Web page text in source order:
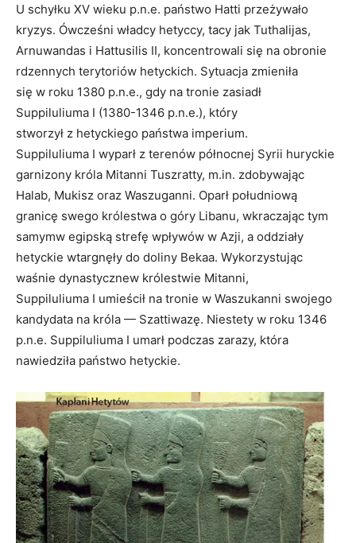
U schyłku XV wieku p.n.e. państwo Hatti przeżywało
kryzys. Ówcześni władcy hetyccy, tacy jak Tuthalijas,
Arnuwandas i Hattusilis II, koncentrowali się na obronie
rdzennych terytoriów hetyckich. Sytuacja zmieniła
się w roku 1380 p.n.e., gdy na tronie zasiadł
Suppiluliuma I (1380-1346 p.n.e.), który
stworzył z hetyckiego państwa imperium.
Suppiluliuma I wyparł z terenów północnej Syrii huryckie
garnizony króla Mitanni Tuszratty, m.in. zdobywając
Halab, Mukisz oraz Waszuganni. Oparł południową
granicę swego królestwa o góry Libanu, wkraczając tym
samymw egipską strefę wpływów w Azji, a oddziały
hetyckie wtargnęły do doliny Bekaa. Wykorzystując
waśnie dynastycznew królestwie Mitanni,
Suppiluliuma I umieścił na tronie w Waszukanni swojego
kandydata na króla — Szattiwazę. Niestety w roku 1346
p.n.e. Suppiluliuma I umarł podczas zarazy, która
nawiedziła państwo hetyckie.